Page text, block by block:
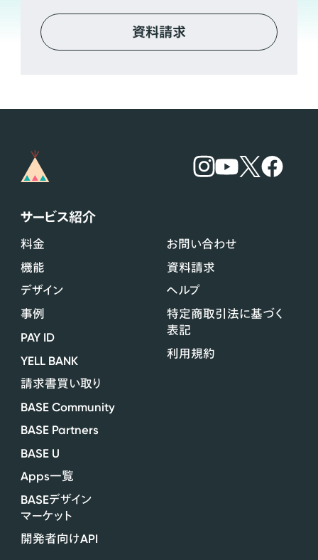
資料請求
サービス紹介
料金
機能
デザイン
事例
PAY ID
YELL BANK
請求書買い取り
BASE Community
BASE Partners
BASE U
Apps一覧
BASEデザイン
マーケット
開発者向けAPI
お問い合わせ
資料請求
ヘルプ
特定商取引法に基づく
表記
利用規約